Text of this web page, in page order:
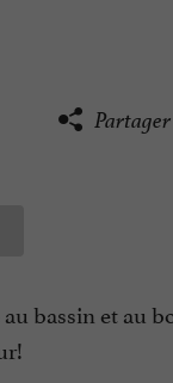
Partager
bassin et au